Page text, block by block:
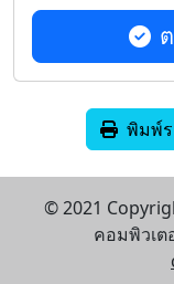
พิมพ์
© 2021
คอมพิวเต